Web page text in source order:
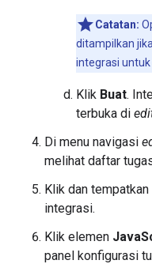
Catatan:
ditampilkan
integrasi untuk
Klik Buat.
terbuka di
Di menu navigasi
melihat daftar
Klik dan
integrasi.
Klik elemen
panel konfigurasi